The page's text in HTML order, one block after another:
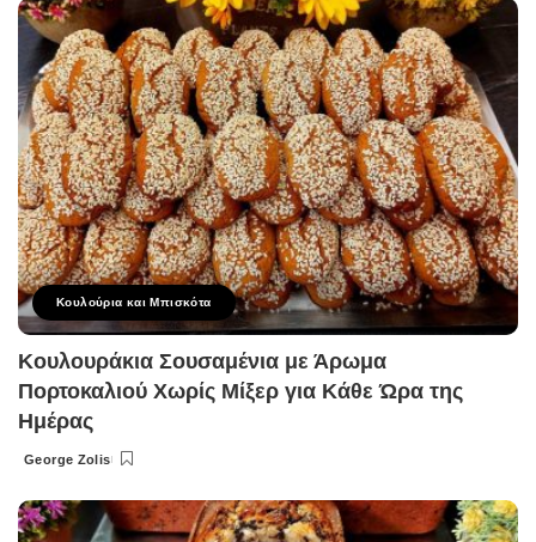
Κουλούρια και Μπισκότα
Κουλουράκια Σουσαμένια με Άρωμα
Πορτοκαλιού Χωρίς Μίξερ για Κάθε Ώρα της
Ημέρας
Posted
George Zolis